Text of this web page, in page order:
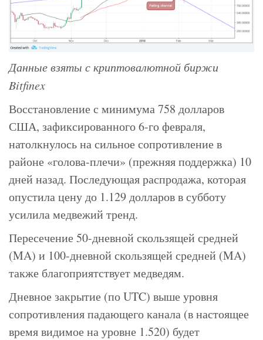
Данные взяты с криптовалютной биржи
Bitfinex
Восстановление с минимума 758 долларов
США, зафиксированного 6-го февраля,
натолкнулось на сильное сопротивление в
районе «голова-плечи» (прежняя поддержка) 10
дней назад. Последующая распродажа, которая
опустила цену до 1.129 долларов в субботу
усилила медвежий тренд.
Пересечение 50-дневной скользящей средней
(MA) и 100-дневной скользящей средней (MA)
также благоприятствует медведям.
Дневное закрытие (по UTC) выше уровня
сопротивления падающего канала (в настоящее
время видимое на уровне 1.520) будет